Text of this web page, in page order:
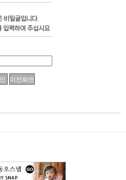
비밀글입니다.
입력하여 주십시요